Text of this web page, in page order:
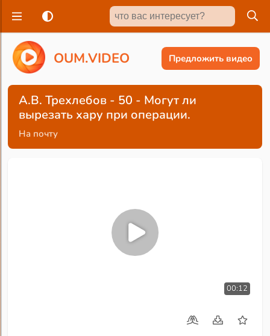
OUM.VIDEO Предложить видео
А.В. Трехлебов - 50 - Могут ли
вырезать хару при операции.
На почту
00:12